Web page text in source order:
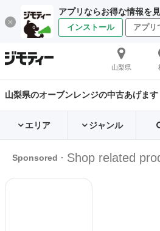
アプリならお得な情報を
インストール アプリ
山梨県
山梨県のオーブンレンジの中古あげま
エリア ジャンル